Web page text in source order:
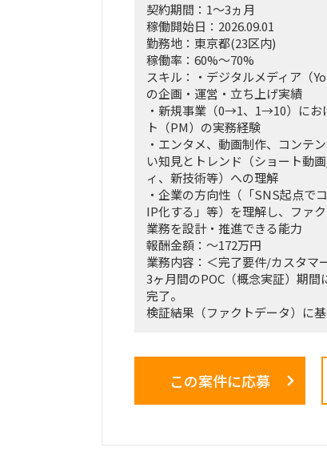
契約期間：1～3ヵ月
稼働開始日：2026.09.01
勤務地：東京都(23区内)
稼働率：60%～70%
スキル：・デジタルメディア（
の企画・運営・立ち上げ実績
・新規事業（0→1、1→10）にお
ト（PM）の実務経験
・エンタメ、動画制作、コンテ
い知見とトレンド（ショート動
ィ、新技術等）への理解
・企業の方向性（「SNS起点で
IP化する」等）を理解し、ファ
業務を設計・推進できる能力
報酬金額：～172万円
業務内容：＜完了要件/カスタマ
3ヶ月間のPOC（概念実証）期
完了。
検証結果（ファクトデータ）に
・稟議通過後の実務（POCフェ
・市場調査、ヒアリング対象（
この案件に応募